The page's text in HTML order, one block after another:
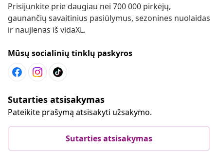
Prisijunkite prie daugiau nei 700 000 pirkėjų,
gaunančių savaitinius pasiūlymus, sezonines nuolaidas
ir naujienas iš vidaXL.
Mūsų socialinių tinklų paskyros
Sutarties atsisakymas
Pateikite prašymą atsisakyti užsakymo.
Sutarties atsisakymas